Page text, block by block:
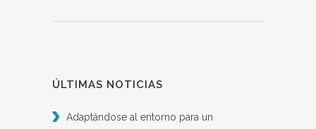
ÚLTIMAS NOTICIAS
Adaptándose al entorno para un